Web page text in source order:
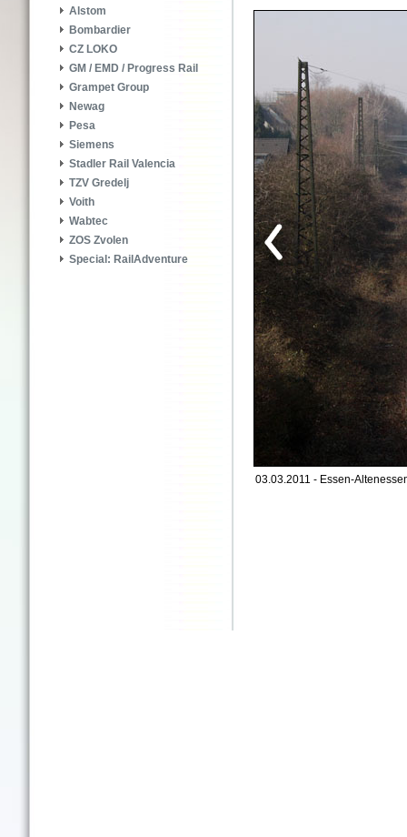
Alstom
Bombardier
CZ LOKO
GM / EMD / Progress Rail
Grampet Group
Newag
Pesa
Siemens
Stadler Rail Valencia
TZV Gredelj
Voith
Wabtec
ZOS Zvolen
Special: RailAdventure
03.03.2011 - Essen-